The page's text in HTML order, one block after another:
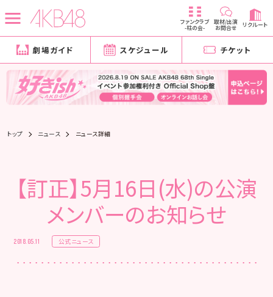
ファンクラブ
-柱の会-
取材/出演
お問合せ リクルート
劇場ガイド スケジュール チケット
トップ ニュース ニュース詳細
【訂正】5月16日(水)の公演
メンバーのお知らせ
2018.05.11 公式ニュース